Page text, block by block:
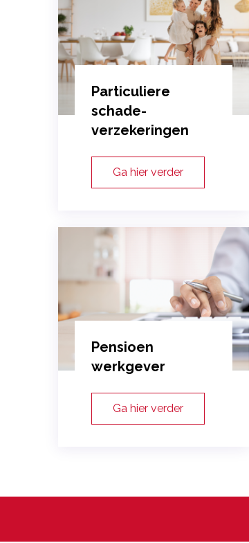
Particuliere
schade-
verzekeringen
Ga hier verder
Pensioen
werkgever
Ga hier verder